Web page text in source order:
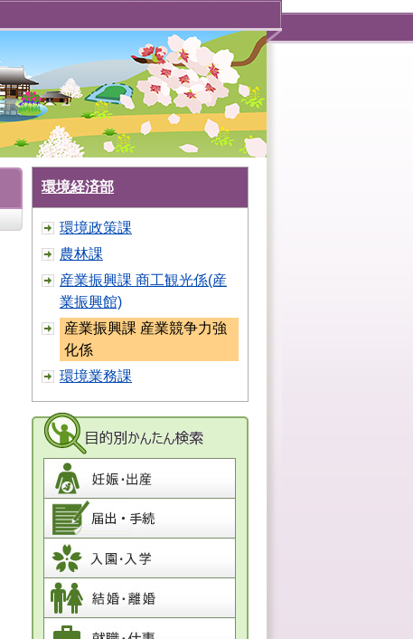
環境経済部
環境政策課
農林課
産業振興課 商工観光係(産
業振興館)
産業振興課 産業競争力強
化係
環境業務課